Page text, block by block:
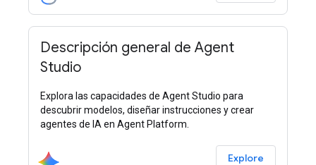
Descripción general de Agent
Studio
Explora las capacidades de Agent Studio para
descubrir modelos, diseñar instrucciones y crear
agentes de IA en Agent Platform.
Explore